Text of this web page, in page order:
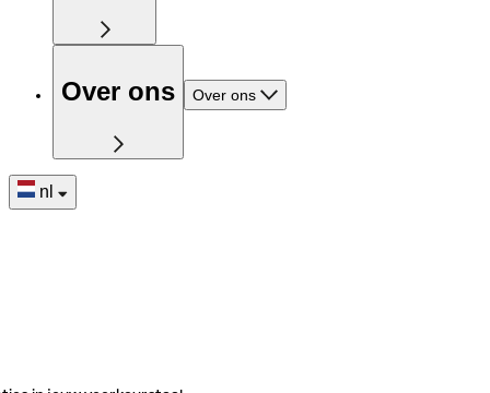
Over ons Over ons
nl